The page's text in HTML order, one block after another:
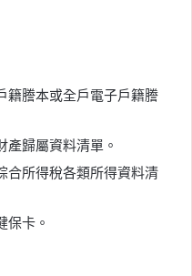
籍謄本或全戶電子戶籍謄
產歸屬資料清單。
合所得稅各類所得資料清
保卡。